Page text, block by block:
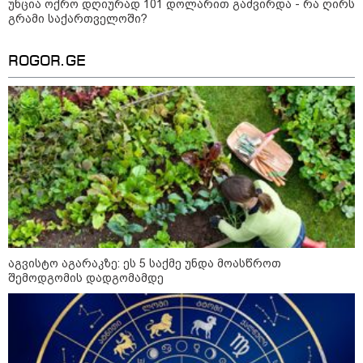
კი აგრძელებ ამის გაკეთებას" -
თეონა კონტრიძე მეუღლეს
პოლიტიკა
უნცია ოქრო დღიურად 101 დოლარით გაძვირდა - რა ღირს
გრამი საქართველოში?
ROGOR.GE
აგვისტო აგარაკზე: ეს 5 საქმე უნდა მოასწროთ
შემოდგომის დადგომამდე